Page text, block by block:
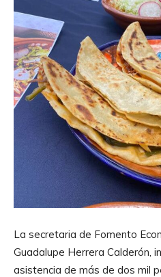
La secretaria de Fomento
Guadalupe Herrera Calderón,
asistencia de más de dos mil